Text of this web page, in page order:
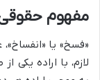
مفهوم
«فسخ» یا
لازم، با اراده یکی